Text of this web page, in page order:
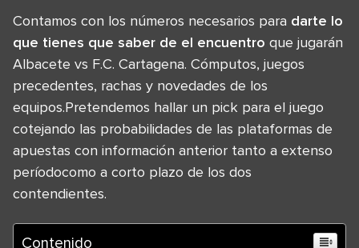
Contamos con los números necesarios para darte lo
que tienes que saber de el encuentro que jugarán
Albacete vs F.C. Cartagena. Cómputos, juegos
precedentes, rachas y novedades de los
equipos.Pretendemos hallar un pick para el juego
cotejando las probabilidades de las plataformas de
apuestas con información anterior tanto a extenso
períodocomo a corto plazo de los dos
contendientes.
Contenido